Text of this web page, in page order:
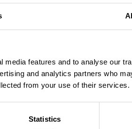
features and to analyse our
and analytics partners who
from your use of their services.
Statistics